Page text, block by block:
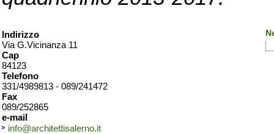
Indirizzo
Via G.Vicinanza 11
Cap
84123
Telefono
331/4989813 - 089/241472
Fax
089/252865
e-mail
info@architettisalerno.it